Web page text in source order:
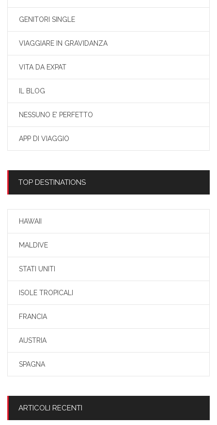
GENITORI SINGLE
VIAGGIARE IN GRAVIDANZA
VITA DA EXPAT
IL BLOG
NESSUNO E’ PERFETTO
APP DI VIAGGIO
TOP DESTINATIONS
HAWAII
MALDIVE
STATI UNITI
ISOLE TROPICALI
FRANCIA
AUSTRIA
SPAGNA
ARTICOLI RECENTI